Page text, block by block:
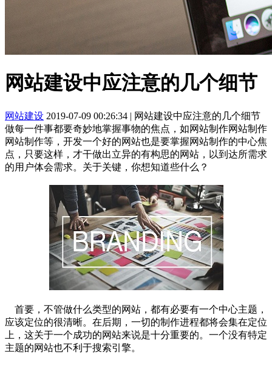
网站建设中应注意的几个细节
网站建设 2019-07-09 00:26:34 | 网站建设中应注意的几个细节
做每一件事都要奇妙地掌握事物的焦点，如网站制作网站制作
网站制作等，开发一个好的网站也是要掌握网站制作的中心焦
点，只要这样，才干做出立异的有构思的网站，以到达所需求
的用户体会需求。关于关键，你想知道些什么？
首要，不管做什么类型的网站，都有必要有一个中心主题，
应该定位的很清晰。在后期，一切的制作进程都将会集在定位
上，这关于一个成功的网站来说是十分重要的。一个没有特定
主题的网站也不利于搜索引擎。